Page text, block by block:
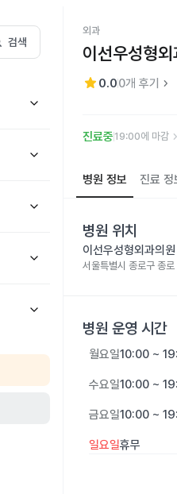
검색
외과
이선우성형
star 0.00개 후기 keyboard_arrow_right
진료중 19:00에 마감
병원 정보 진료 정
병원 위치
이선우성형외과의원
서울특별시 종로구 종
병원 운영 시간
월요일10:00 ~
수요일10:00 ~
금요일10:00 ~
일요일휴무